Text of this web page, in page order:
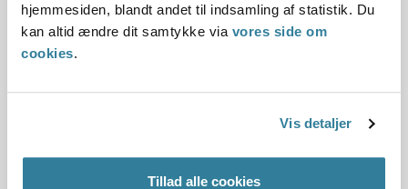
hjemmesiden, blandt andet til indsamling af statistik. Du
kan altid ændre dit samtykke via vores side om
cookies.
Vis detaljer
Tillad alle cookies
Dato for underskrift